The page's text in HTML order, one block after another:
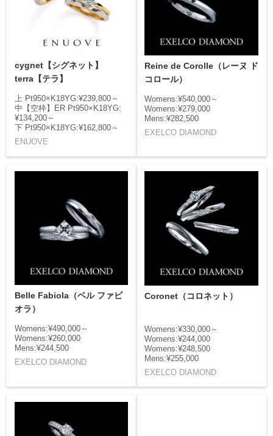
cygnet【シグネット】
terra【テラ】
上 Pt950×K18YG:¥239,800～
中【空枠】ER Pt950×K18YG:
¥134,200～
下 Pt950×K18YG:¥162,800～
ENUOVE
Reine de Corolle（レーヌ ド
コロール）
Womens:¥540,000～
Womens:¥279,000
Mens:¥282,500
EXELCO DIAMOND
Belle Fabiola（ベル ファビ
オラ）
Womens:¥490,000～
Womens:¥260,000
Mens:¥244,500
EXELCO DIAMOND
Coronet（コロネット）
Womens:¥330,000～
Womens:¥244,000
Womens:¥248,500
Mens:¥255,000
EXELCO DIAMOND